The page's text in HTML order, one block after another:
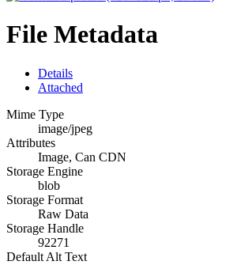
File Metadata
Details
Attached
Mime Type
image/jpeg
Attributes
Image, Can CDN
Storage Engine
blob
Storage Format
Raw Data
Storage Handle
92271
Default Alt Text